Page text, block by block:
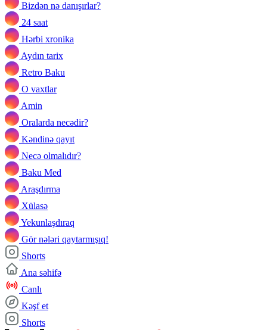
Bizdən nə danışırlar?
24 saat
Hərbi xronika
Aydın tarix
Retro Baku
O vaxtlar
Amin
Oralarda necədir?
Kəndinə qayıt
Necə olmalıdır?
Baku Med
Araşdırma
Xülasə
Yekunlaşdıraq
Gör nələri qaytarmışıq!
Shorts
Ana səhifə
Canlı
Kəşf et
Shorts